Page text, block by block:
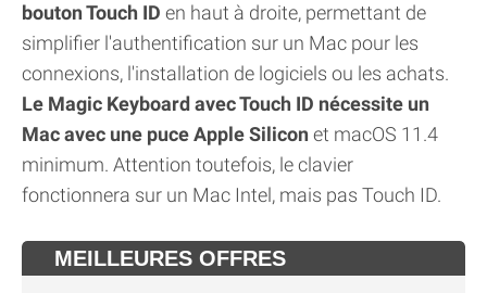
bouton Touch ID en haut à droite, permettant de
simplifier l'authentification sur un Mac pour les
connexions, l'installation de logiciels ou les achats.
Le Magic Keyboard avec Touch ID nécessite un
Mac avec une puce Apple Silicon et macOS 11.4
minimum. Attention toutefois, le clavier
fonctionnera sur un Mac Intel, mais pas Touch ID.
MEILLEURES OFFRES